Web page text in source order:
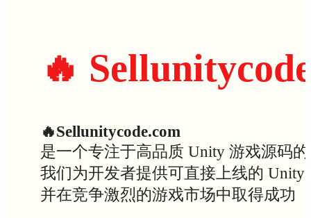
🔥
🔥Sellunitycode.com
是一个专注于高品质 Unity 游戏源码
我们为开发者提供可直接上线的
并在竞争激烈的游戏市场中取得成功